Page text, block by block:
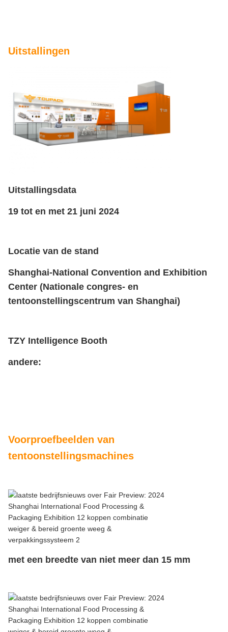
Uitstallingen
Uitstallingsdata
19 tot en met 21 juni 2024
Locatie van de stand
Shanghai-National Convention and Exhibition
Center (Nationale congres- en
tentoonstellingscentrum van Shanghai)
TZY Intelligence Booth
andere:
Voorproefbeelden van
tentoonstellingsmachines
met een breedte van niet meer dan 15 mm